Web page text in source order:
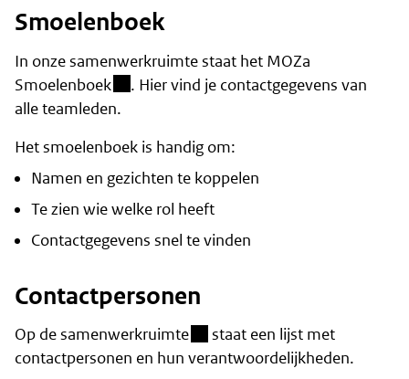
Smoelenboek
In onze samenwerkruimte staat het MOZa
Smoelenboek(besloten omgeving)
. Hier vind je contactgegevens van
alle teamleden.
Het smoelenboek is handig om:
Namen en gezichten te koppelen
Te zien wie welke rol heeft
Contactgegevens snel te vinden
Contactpersonen
Op desamenwerkruimte(besloten omgeving)
staat een lijst met
contactpersonen en hun verantwoordelijkheden.